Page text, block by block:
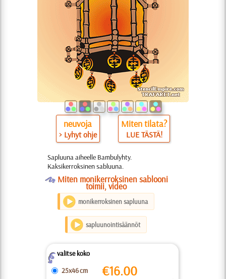
neuvoja
> Lyhyt ohje
Miten tilata?
LUE TÄSTÄ!
Sapluuna aiheelle Bambulyhty.
Kaksikerroksinen sabluuna.
OMiten monikerroksinen sablooni
toimii, video
monikerroksinen sapluuna
sapluunointisäännöt
Zvalitse koko
25x46 cm
€16.00